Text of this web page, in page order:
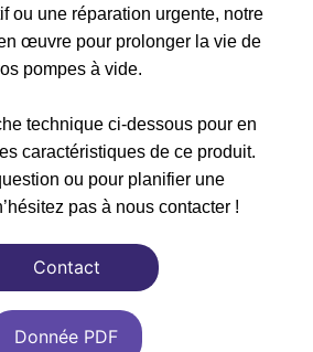
ou une réparation urgente, notre
œuvre pour prolonger la vie de
pompes à vide.
technique ci-dessous pour en
caractéristiques de ce produit.
ou pour planifier une
pas à nous contacter !
Contact
Donnée PDF